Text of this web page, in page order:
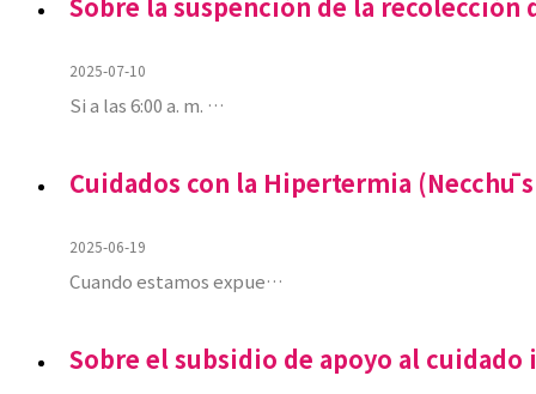
2025-07-10
Si a las 6:00 a. m. …
Cuidados con la Hipertermia (Necchū
2025-06-19
Cuando estamos expue…
Sobre el subsidio de apoyo al